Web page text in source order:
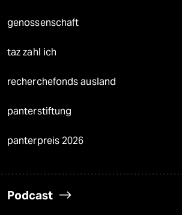
genossenschaft
taz zahl ich
recherchefonds ausland
panterstiftung
panterpreis 2026
Podcast